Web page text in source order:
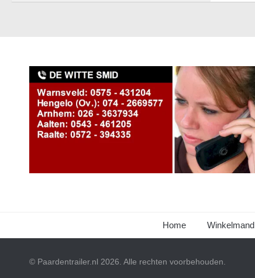
Home Winkelmand
© Paardentrailer.nl 2026. Alle rechten voorbehouden.